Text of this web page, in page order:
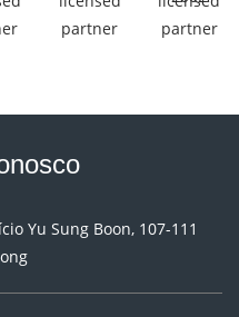
Yu Sung Boon, 107-111